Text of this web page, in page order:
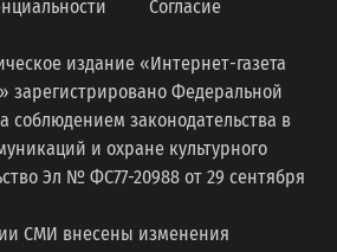
Согласие
издание «Интернет-газета
Федеральной
соблюдением законодательства в
и охране культурного
Эл № ФС77-20988 от 29 сентября
СМИ внесены изменения